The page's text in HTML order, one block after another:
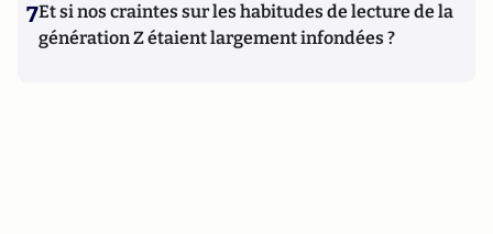
7Et si nos craintes sur les habitudes de lecture de la
génération Z étaient largement infondées ?